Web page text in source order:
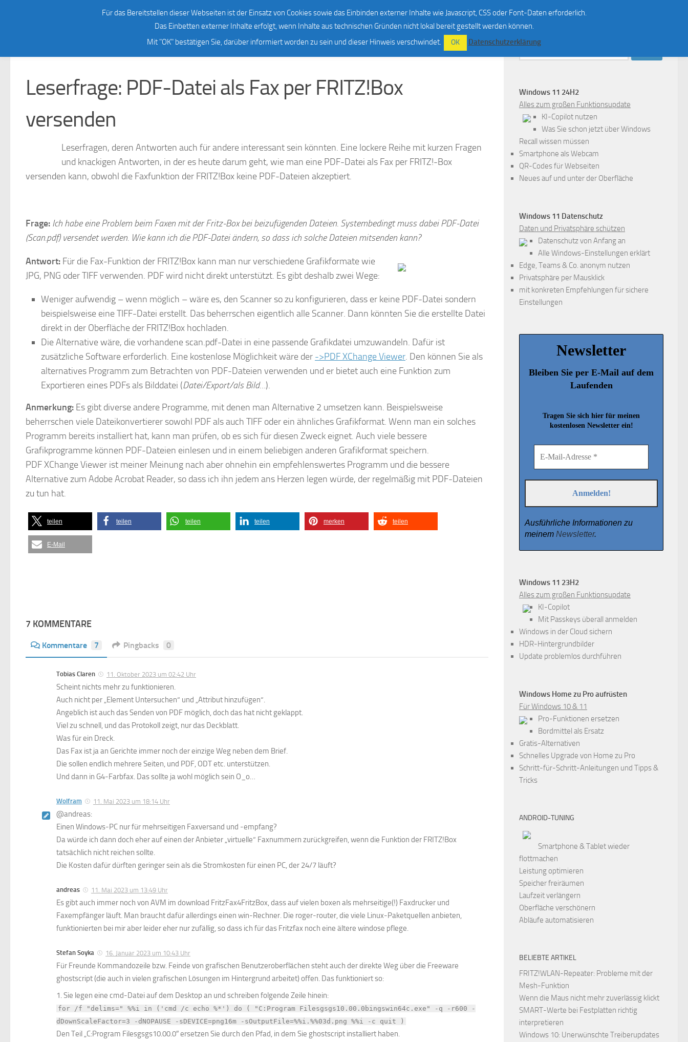
gEdition.de Newsletter/RSS freeBooks Über mich Kontakt Impressum & Datenschutz
Leserfrage: PDF-Datei als Fax per FRITZ!Box
versenden
Leserfragen, deren Antworten auch für andere interessant sein könnten. Eine lockere Reihe mit kurzen Fragen
und knackigen Antworten, in der es heute darum geht, wie man eine PDF-Datei als Fax per FRITZ!-Box
versenden kann, obwohl die Faxfunktion der FRITZ!Box keine PDF-Dateien akzeptiert.
Frage: Ich habe eine Problem beim Faxen mit der Fritz-Box bei beizufügenden Dateien. Systembedingt muss dabei PDF-Datei
(Scan.pdf) versendet werden. Wie kann ich die PDF-Datei ändern, so dass ich solche Dateien mitsenden kann?
Antwort: Für die Fax-Funktion der FRITZ!Box kann man nur verschiedene Grafikformate wie
JPG, PNG oder TIFF verwenden. PDF wird nicht direkt unterstützt. Es gibt deshalb zwei Wege:
Weniger aufwendig – wenn möglich – wäre es, den Scanner so zu konfigurieren, dass er keine PDF-Datei sondern
beispielsweise eine TIFF-Datei erstellt. Das beherrschen eigentlich alle Scanner. Dann könnten Sie die erstellte Datei
direkt in der Oberfläche der FRITZ!Box hochladen.
Die Alternative wäre, die vorhandene scan.pdf-Datei in eine passende Grafikdatei umzuwandeln. Dafür ist
zusätzliche Software erforderlich. Eine kostenlose Möglichkeit wäre der ->PDF XChange Viewer. Den können Sie als
alternatives Programm zum Betrachten von PDF-Dateien verwenden und er bietet auch eine Funktion zum
Exportieren eines PDFs als Bilddatei (Datei/Export/als Bild…).
Anmerkung: Es gibt diverse andere Programme, mit denen man Alternative 2 umsetzen kann. Beispielsweise
beherrschen viele Dateikonvertierer sowohl PDF als auch TIFF oder ein ähnliches Grafikformat. Wenn man ein solches
Programm bereits installiert hat, kann man prüfen, ob es sich für diesen Zweck eignet. Auch viele bessere
Grafikprogramme können PDF-Dateien einlesen und in einem beliebigen anderen Grafikformat speichern.
PDF XChange Viewer ist meiner Meinung nach aber ohnehin ein empfehlenswertes Programm und die bessere
Alternative zum Adobe Acrobat Reader, so dass ich ihn jedem ans Herzen legen würde, der regelmäßig mit PDF-Dateien
zu tun hat.
teilen teilen teilen teilen merken teilen
E-Mail
7 KOMMENTARE
Kommentare 7 Pingbacks 0
Tobias Claren 11. Oktober 2023 um 02:42 Uhr
Scheint nichts mehr zu funktionieren.
Auch nicht per „Element Untersuchen“ und „Attribut hinzufügen“.
Angeblich ist auch das Senden von PDF möglich, doch das hat nicht geklappt.
Viel zu schnell, und das Protokoll zeigt, nur das Deckblatt.
Was für ein Dreck.
Das Fax ist ja an Gerichte immer noch der einzige Weg neben dem Brief.
Die sollen endlich mehrere Seiten, und PDF, ODT etc. unterstützen.
Und dann in G4-Farbfax. Das sollte ja wohl möglich sein O_o…
Wolfram 11. Mai 2023 um 18:14 Uhr
@andreas:
Einen Windows-PC nur für mehrseitigen Faxversand und -empfang?
Da würde ich dann doch eher auf einen der Anbieter „virtuelle“ Faxnummern zurückgreifen, wenn die Funktion der FRITZ!Box
tatsächlich nicht reichen sollte.
Die Kosten dafür dürften geringer sein als die Stromkosten für einen PC, der 24/7 läuft?
andreas 11. Mai 2023 um 13:49 Uhr
Es gibt auch immer noch von AVM im download FritzFax4FritzBox, dass auf vielen boxen als mehrseitige(!) Faxdrucker und
Faxempfänger läuft. Man braucht dafür allerdings einen win-Rechner. Die roger-router, die viele Linux-Paketquellen anbieten,
funktionierten bei mir aber leider eher nur zufällig, so dass ich für das Fritzfax noch eine ältere windose pflege.
Stefan Soyka 16. Januar 2023 um 10:43 Uhr
Für Freunde Kommandozeile bzw. Feinde von grafischen Benutzeroberflächen steht auch der direkte Weg über die Freeware
ghostscript (die auch in vielen grafischen Lösungen im Hintergrund arbeitet) offen. Das funktioniert so:
1. Sie legen eine cmd-Datei auf dem Desktop an und schreiben folgende Zeile hinein:
for /f "delims=" %%i in ('cmd /c echo %*') do ( "C:Program Filesgsgs10.00.0bingswin64c.exe" -q -r600 -
dDownScaleFactor=3 -dNOPAUSE -sDEVICE=png16m -sOutputFile=%%i.%%03d.png %%i -c quit )
Den Teil „C:Program Filesgsgs10.00.0″ ersetzen Sie durch den Pfad, in dem Sie ghostscript installiert haben.
Suchen
nach:
Windows 11 24H2
Alles zum großen Funktionsupdate
KI-Copilot nutzen
Was Sie schon jetzt über Windows
Recall wissen müssen
Smartphone als Webcam
QR-Codes für Webseiten
Neues auf und unter der Oberfläche
Windows 11 Datenschutz
Daten und Privatsphäre schützen
Datenschutz von Anfang an
Alle Windows-Einstellungen erklärt
Edge, Teams & Co. anonym nutzen
Privatsphäre per Mausklick
mit konkreten Empfehlungen für sichere
Einstellungen
Newsletter
Bleiben Sie per E-Mail auf dem
Laufenden
Tragen Sie sich hier für meinen
kostenlosen Newsletter ein!
Ausführliche Informationen zu
meinem Newsletter.
Windows 11 23H2
Alles zum großen Funktionsupdate
KI-Copilot
Mit Passkeys überall anmelden
Windows in der Cloud sichern
HDR-Hintergrundbilder
Update problemlos durchführen
Windows Home zu Pro aufrüsten
Für Windows 10 & 11
Pro-Funktionen ersetzen
Bordmittel als Ersatz
Gratis-Alternativen
Schnelles Upgrade von Home zu Pro
Schritt-für-Schritt-Anleitungen und Tipps &
Tricks
ANDROID-TUNING
Smartphone & Tablet wieder
flottmachen
Leistung optimieren
Speicher freiräumen
Laufzeit verlängern
Oberfläche verschönern
Abläufe automatisieren
BELIEBTE ARTIKEL
FRITZ!WLAN-Repeater: Probleme mit der
Mesh-Funktion
Wenn die Maus nicht mehr zuverlässig klickt
SMART-Werte bei Festplatten richtig
interpretieren
Windows 10: Unerwünschte Treiberupdates
Für das Bereitstellen dieser Webseiten ist der Einsatz von Cookies sowie das Einbinden externer Inhalte wie Javascript, CSS oder Font-Daten erforderlich.
Das Einbetten externer Inhalte erfolgt, wenn Inhalte aus technischen Gründen nicht lokal bereit gestellt werden können.
Mit "OK" bestätigen Sie, darüber informiert worden zu sein und dieser Hinweis verschwindet.
OK Datenschutzerklärung